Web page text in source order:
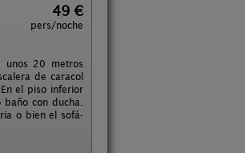
49 €
pers/noche
unos 20 metros
de caracol
el piso inferior
con ducha.
o bien el sofá-